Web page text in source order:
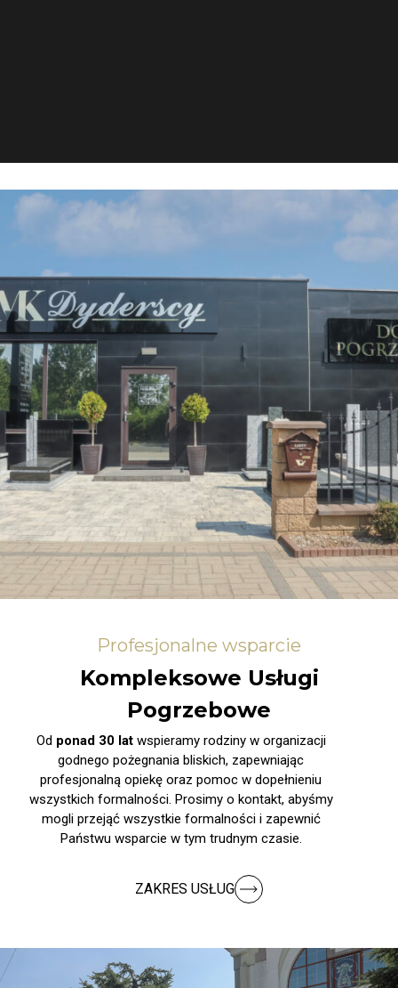
Profesjonalne wsparcie
Kompleksowe Usługi
Pogrzebowe
Od ponad 30 latwspieramy rodziny w organizacji
godnego pożegnania bliskich, zapewniając
profesjonalną opiekę oraz pomoc w dopełnieniu
wszystkich formalności. Prosimy o kontakt, abyśmy
mogli przejąć wszystkie formalności i zapewnić
Państwu wsparcie w tym trudnym czasie.
ZAKRES USŁUG